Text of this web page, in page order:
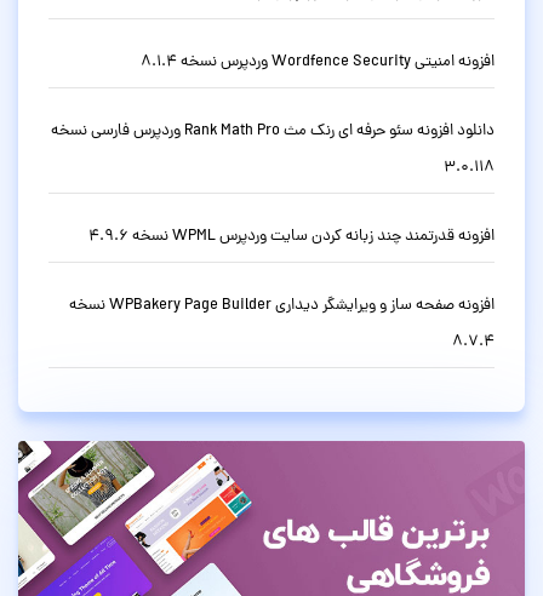
افزونه امنیتی Wordfence Security وردپرس نسخه 8.1.4
دانلود افزونه سئو حرفه ای رنک مث Rank Math Pro وردپرس فارسی نسخه
3.0.118
افزونه قدرتمند چند زبانه کردن سایت وردپرس WPML نسخه 4.9.6
افزونه صفحه ساز و ویرایشگر دیداری WPBakery Page Builder نسخه
8.7.4